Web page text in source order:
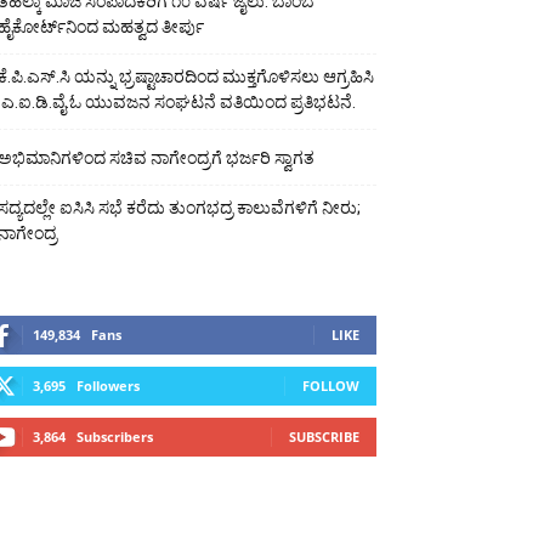
ಮಹತ್ವದ ತೀರ್ಪು
ಯನ್ನು ಭ್ರಷ್ಟಾಚಾರದಿಂದ ಮುಕ್ತಗೊಳಿಸಲು ಆಗ್ರಹಿಸಿ
ಯುವಜನ ಸಂಘಟನೆ ವತಿಯಿಂದ ಪ್ರತಿಭಟನೆ.
ಸಚಿವ ನಾಗೇಂದ್ರಗೆ ಭರ್ಜರಿ ಸ್ವಾಗತ
ಐಸಿಸಿ ಸಭೆ ಕರೆದು ತುಂಗಭದ್ರ ಕಾಲುವೆಗಳಿಗೆ ನೀರು;
149,834 Fans LIKE
3,695 Followers FOLLOW
3,864 Subscribers SUBSCRIBE